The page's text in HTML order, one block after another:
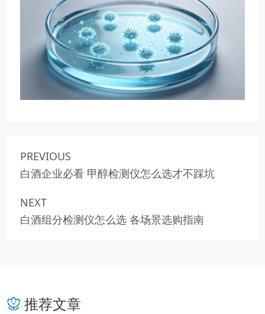
PREVIOUS
白酒企业必看 甲醇检测仪怎么选才不踩坑
NEXT
白酒组分检测仪怎么选 各场景选购指南
推荐文章